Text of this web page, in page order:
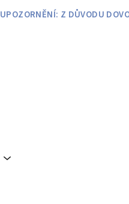
UPOZORNĚNÍ: Z DŮVODU